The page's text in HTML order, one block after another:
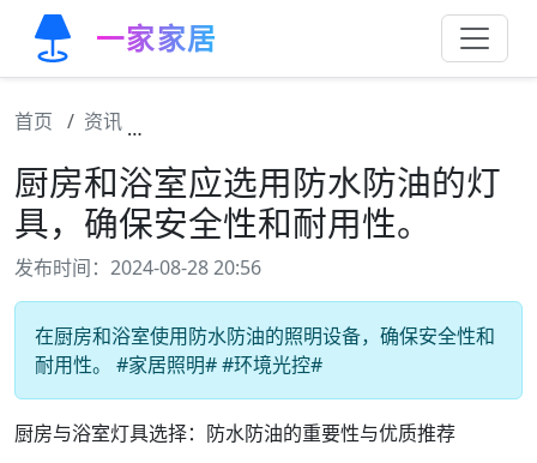
一家家居
首页 资讯
厨房和浴室应选用防水防油的灯
具，确保安全性和耐用性。
发布时间：2024-08-28 20:56
在厨房和浴室使用防水防油的照明设备，确保安全性和
耐用性。 #家居照明# #环境光控#
厨房与浴室灯具选择：防水防油的重要性与优质推荐